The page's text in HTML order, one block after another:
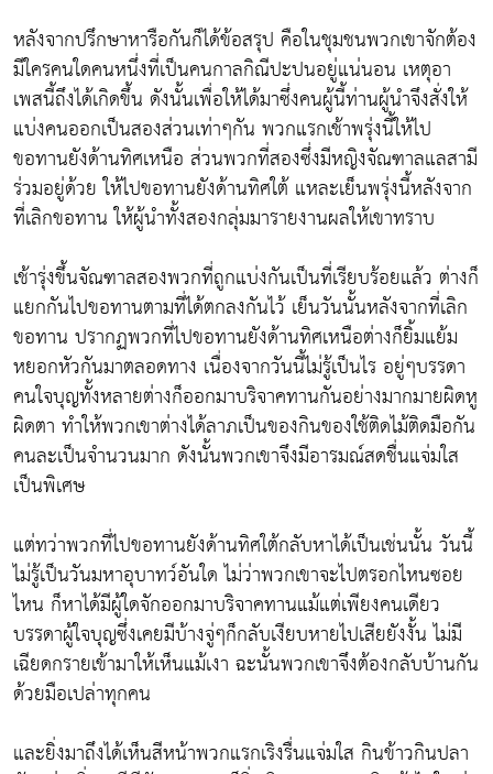
หลังจากปรึกษาหารือกันก็ได้ข้อสรุป คือในชุมชนพวกเขาจักต้อง
มีใครคนใดคนหนึ่งที่เป็นคนกาลกิณีปะปนอยู่แน่นอน เหตุอา
เพสนี้ถึงได้เกิดขึ้น ดังนั้นเพื่อให้ได้มาซึ่งคนผู้นี้ท่านผู้นำจึงสั่งให้
แบ่งคนออกเป็นสองส่วนเท่าๆกัน พวกแรกเช้าพรุ่งนี้ให้ไป
ขอทานยังด้านทิศเหนือ ส่วนพวกที่สองซึ่งมีหญิงจัณฑาลแลสามี
ร่วมอยู่ด้วย ให้ไปขอทานยังด้านทิศใต้ แหละเย็นพรุ่งนี้หลังจาก
ที่เลิกขอทาน ให้ผู้นำทั้งสองกลุ่มมารายงานผลให้เขาทราบ
เช้ารุ่งขึ้นจัณฑาลสองพวกที่ถูกแบ่งกันเป็นที่เรียบร้อยแล้ว ต่างก็
แยกกันไปขอทานตามที่ได้ตกลงกันไว้ เย็นวันนั้นหลังจากที่เลิก
ขอทาน ปรากฏพวกที่ไปขอทานยังด้านทิศเหนือต่างก็ยิ้มแย้ม
หยอกหัวกันมาตลอดทาง เนื่องจากวันนี้ไม่รู้เป็นไร อยู่ๆบรรดา
คนใจบุญทั้งหลายต่างก็ออกมาบริจาคทานกันอย่างมากมายผิดหู
ผิดตา ทำให้พวกเขาต่างได้ลาภเป็นของกินของใช้ติดไม้ติดมือกัน
คนละเป็นจำนวนมาก ดังนั้นพวกเขาจึงมีอารมณ์สดชื่นแจ่มใส
เป็นพิเศษ
แต่ทว่าพวกที่ไปขอทานยังด้านทิศใต้กลับหาได้เป็นเช่นนั้น วันนี้
ไม่รู้เป็นวันมหาอุบาทว์อันใด ไม่ว่าพวกเขาจะไปตรอกไหนซอย
ไหน ก็หาได้มีผู้ใดจักออกมาบริจาคทานแม้แต่เพียงคนเดียว
บรรดาผู้ใจบุญซึ่งเคยมีบ้างจู่ๆก็กลับเงียบหายไปเสียยังงั้น ไม่มี
เฉียดกรายเข้ามาให้เห็นแม้เงา ฉะนั้นพวกเขาจึงต้องกลับบ้านกัน
ด้วยมือเปล่าทุกคน
และยิ่งมาถึงได้เห็นสีหน้าพวกแรกเริงรื่นแจ่มใส กินข้าวกินปลา